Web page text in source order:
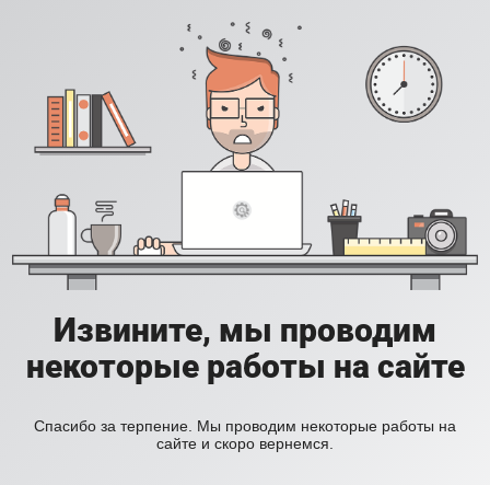
Извините, мы проводим
некоторые работы на сайте
Спасибо за терпение. Мы проводим некоторые работы на
сайте и скоро вернемся.